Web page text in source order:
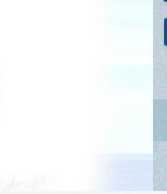
一覽表